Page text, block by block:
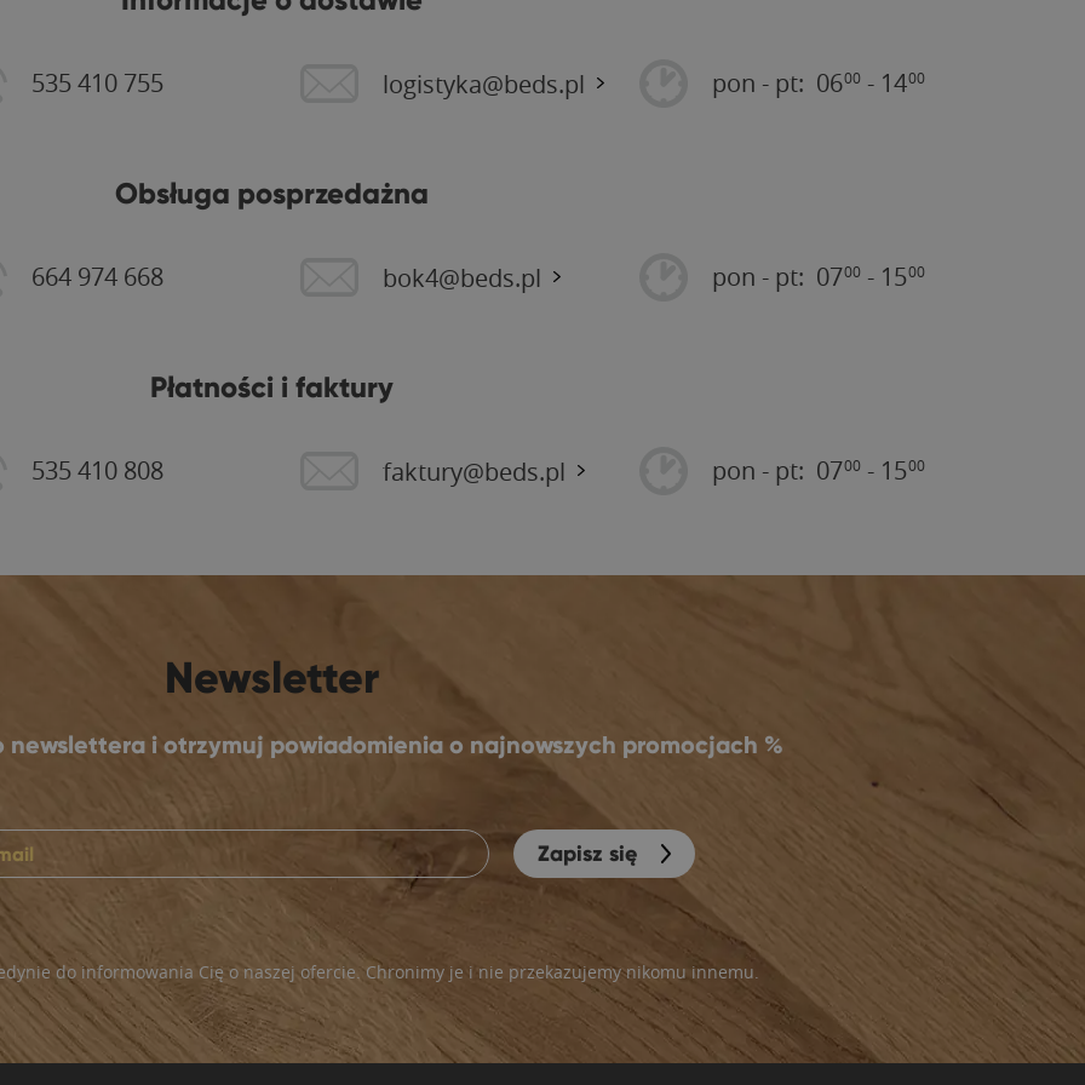
535 410 755 logistyka@beds.pl pon - pt: 0600 - 1400
Obsługa posprzedażna
664 974 668 bok4@beds.pl pon - pt: 0700 - 1500
Płatności i faktury
535 410 808 faktury@beds.pl pon - pt: 0700 - 1500
Newsletter
newslettera i otrzymuj powiadomienia o najnowszych promocjach %
Zapisz się
do informowania Cię o naszej ofercie. Chronimy je i nie przekazujemy nikomu innemu.